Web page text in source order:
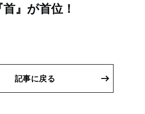
』が首位！
記事に戻る